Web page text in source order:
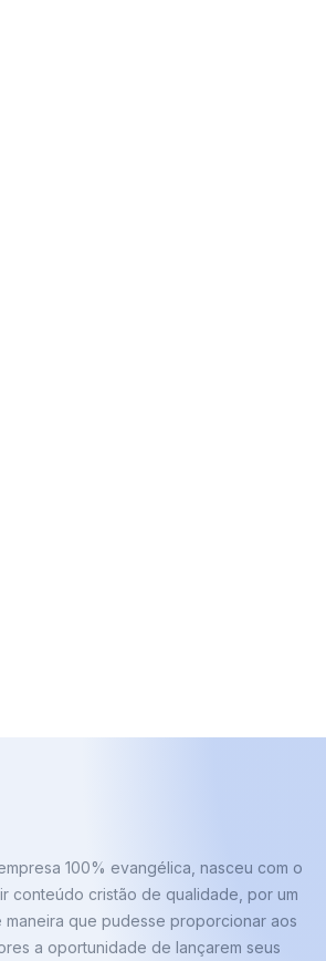
100% evangélica, nasceu com o
conteúdo cristão de qualidade, por um
maneira que pudesse proporcionar aos
a oportunidade de lançarem seus